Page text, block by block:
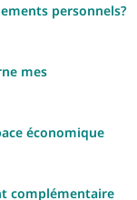
personnels?
mes
économique
complémentaire